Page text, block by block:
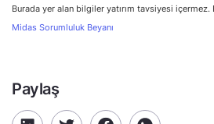
Burada yer alan bilgiler yatırım tavsiyesi içermez.
Midas Sorumluluk Beyanı
Paylaş